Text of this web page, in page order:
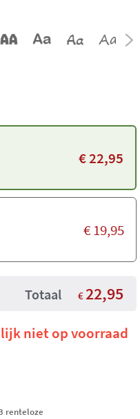
€22,95
€19,95
Totaal € 22,95
niet op voorraad
renteloze